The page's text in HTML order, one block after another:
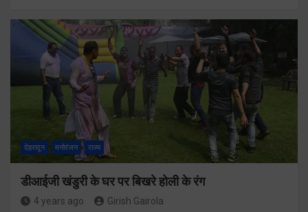
देहरादून मनोरंजन राज्य
डीआईजी खंडुरी के घर पर बिखरे होली के रंग
4 years ago Girish Gairola